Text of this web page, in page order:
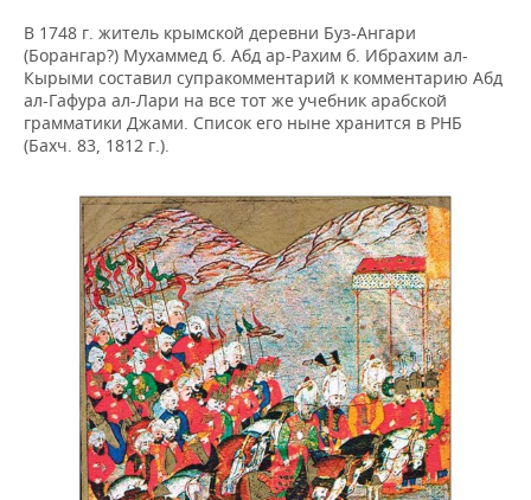
В 1748 г. житель крымской деревни Буз-Ангари
(Борангар?) Мухаммед б. Абд ар-Рахим б. Ибрахим ал-
Кырыми составил супракомментарий к комментарию Абд
ал-Гафура ал-Лари на все тот же учебник арабской
грамматики Джами. Список его ныне хранится в РНБ
(Бахч. 83, 1812 г.).